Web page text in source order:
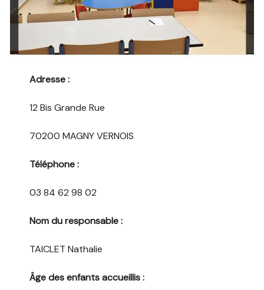
Adresse :
12 Bis Grande Rue
70200 MAGNY VERNOIS
Téléphone :
03 84 62 98 02
Nom du responsable :
TAICLET Nathalie
Âge des enfants accueillis :